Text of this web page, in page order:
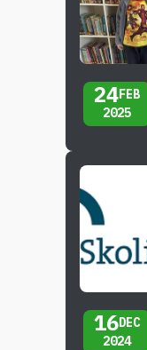
24FEB
2025
16DEC
2024